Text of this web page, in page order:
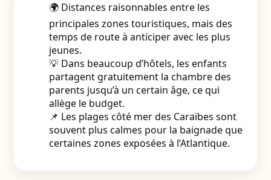
🌍 Distances raisonnables entre les
principales zones touristiques, mais des
temps de route à anticiper avec les plus
jeunes.
💡 Dans beaucoup d’hôtels, les enfants
partagent gratuitement la chambre des
parents jusqu’à un certain âge, ce qui
allège le budget.
📌 Les plages côté mer des Caraïbes sont
souvent plus calmes pour la baignade que
certaines zones exposées à l’Atlantique.